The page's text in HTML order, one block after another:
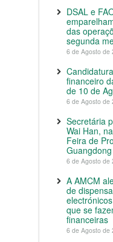
DSAL e
das
segunda
6 de Agosto de
financeiro
de 10 de
6 de Agosto de
Secretária
Wai Han,
Feira de
6 de Agosto de
A AMCM
de
que se
financeiras
6 de Agosto de